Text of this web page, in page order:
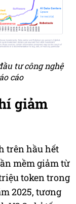
tư công nghệ
cáo
giảm
trên hầu hết
mềm giảm từ
token trong
2025, tương